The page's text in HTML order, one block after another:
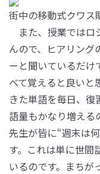
街中の移動式クワス
また、授業ではロ
んので、ヒアリング
ーと聞いているだけ
べて覚えると良いと
きた単語を毎日、
語量もかなり増える
先生が皆に“週末は
す。これは単に世間
いるのです。まちが